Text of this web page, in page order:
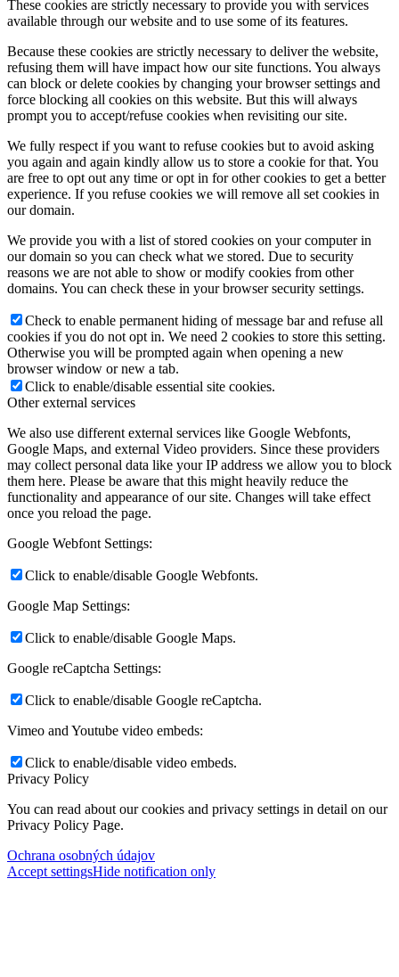
These cookies are strictly necessary to provide you with services
available through our website and to use some of its features.
Because these cookies are strictly necessary to deliver the website,
refusing them will have impact how our site functions. You always
can block or delete cookies by changing your browser settings and
force blocking all cookies on this website. But this will always
prompt you to accept/refuse cookies when revisiting our site.
We fully respect if you want to refuse cookies but to avoid asking
you again and again kindly allow us to store a cookie for that. You
are free to opt out any time or opt in for other cookies to get a better
experience. If you refuse cookies we will remove all set cookies in
our domain.
We provide you with a list of stored cookies on your computer in
our domain so you can check what we stored. Due to security
reasons we are not able to show or modify cookies from other
domains. You can check these in your browser security settings.
Check to enable permanent hiding of message bar and refuse all
cookies if you do not opt in. We need 2 cookies to store this setting.
Otherwise you will be prompted again when opening a new
browser window or new a tab.
Click to enable/disable essential site cookies.
Other external services
We also use different external services like Google Webfonts,
Google Maps, and external Video providers. Since these providers
may collect personal data like your IP address we allow you to block
them here. Please be aware that this might heavily reduce the
functionality and appearance of our site. Changes will take effect
once you reload the page.
Google Webfont Settings:
Click to enable/disable Google Webfonts.
Google Map Settings:
Click to enable/disable Google Maps.
Google reCaptcha Settings:
Click to enable/disable Google reCaptcha.
Vimeo and Youtube video embeds:
Click to enable/disable video embeds.
Privacy Policy
You can read about our cookies and privacy settings in detail on our
Privacy Policy Page.
Ochrana osobných údajov
Accept settingsHide notification only